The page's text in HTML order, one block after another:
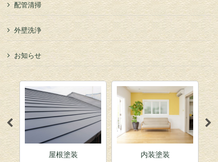
配管清掃
外壁洗浄
お知らせ
内装塗装 店舗塗装